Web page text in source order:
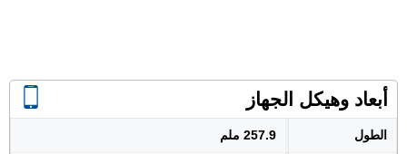
أبعاد وهيكل الجهاز
الطول 257.9 ملم